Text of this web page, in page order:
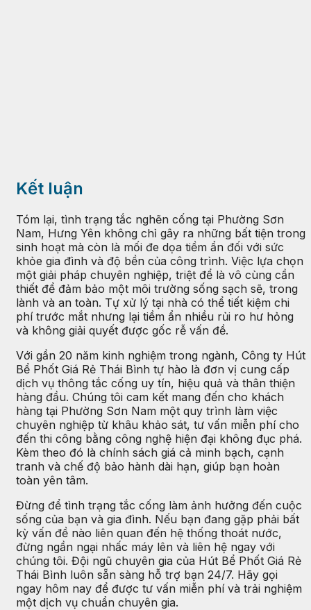
Kết luận
Tóm lại, tình trạng tắc nghẽn cống tại Phường Sơn
Nam, Hưng Yên không chỉ gây ra những bất tiện trong
sinh hoạt mà còn là mối đe dọa tiềm ẩn đối với sức
khỏe gia đình và độ bền của công trình. Việc lựa chọn
một giải pháp chuyên nghiệp, triệt để là vô cùng cần
thiết để đảm bảo một môi trường sống sạch sẽ, trong
lành và an toàn. Tự xử lý tại nhà có thể tiết kiệm chi
phí trước mắt nhưng lại tiềm ẩn nhiều rủi ro hư hỏng
và không giải quyết được gốc rễ vấn đề.
Với gần 20 năm kinh nghiệm trong ngành, Công ty Hút
Bể Phốt Giá Rẻ Thái Bình tự hào là đơn vị cung cấp
dịch vụ thông tắc cống uy tín, hiệu quả và thân thiện
hàng đầu. Chúng tôi cam kết mang đến cho khách
hàng tại Phường Sơn Nam một quy trình làm việc
chuyên nghiệp từ khâu khảo sát, tư vấn miễn phí cho
đến thi công bằng công nghệ hiện đại không đục phá.
Kèm theo đó là chính sách giá cả minh bạch, cạnh
tranh và chế độ bảo hành dài hạn, giúp bạn hoàn
toàn yên tâm.
Đừng để tình trạng tắc cống làm ảnh hưởng đến cuộc
sống của bạn và gia đình. Nếu bạn đang gặp phải bất
kỳ vấn đề nào liên quan đến hệ thống thoát nước,
đừng ngần ngại nhấc máy lên và liên hệ ngay với
chúng tôi. Đội ngũ chuyên gia của Hút Bể Phốt Giá Rẻ
Thái Bình luôn sẵn sàng hỗ trợ bạn 24/7. Hãy gọi
ngay hôm nay để được tư vấn miễn phí và trải nghiệm
một dịch vụ chuẩn chuyên gia.